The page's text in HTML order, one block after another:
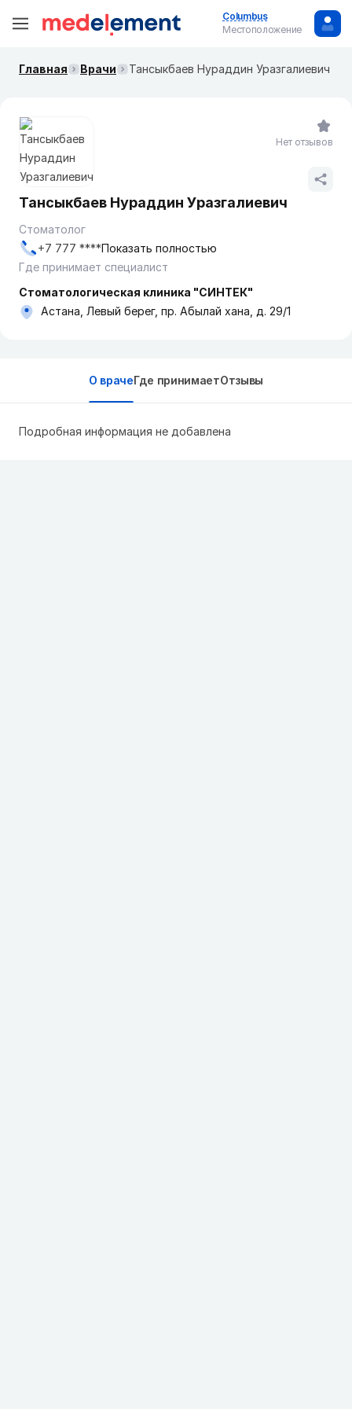
Columbus
Местоположение
Главная Врачи Тансыкбаев Нураддин Уразгалиевич
Тансыкбаев Нураддин Уразгалиевич
Стоматолог
+7 777 ****Показать полностью
Где принимает специалист
Стоматологическая клиника "СИНТЕК"
Астана, Левый берег, пр. Абылай хана, д. 29/1
Нет отзывов
О врачеГде принимаетОтзывы
Подробная информация не добавлена